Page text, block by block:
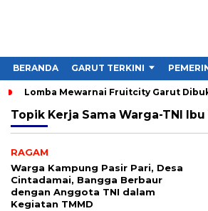
BERANDA GARUT TERKINI
Lomba Mewarnai Fruitcity Garut
Topik Kerja Sama Warga-TNI Ibu
RAGAM
Warga Kampung Pasir Pari, Desa
Cintadamai, Bangga Berbaur
dengan Anggota TNI dalam
Kegiatan TMMD